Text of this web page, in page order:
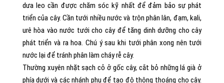
dưa leo cần được chăm sóc kỹ nhất để đảm bảo sự phát
triển của cây. Cần tưới nhiều nước và trộn phân lân, đạm, kali,
urê hòa vào nước tưới cho cây để tăng dinh dưỡng cho cây
phát triển và ra hoa. Chú ý sau khi tưới phân xong nên tưới
nước lại để tránh phân làm cháy rễ cây.
Thường xuyên nhặt sạch cỏ ở gốc cây, cắt bỏ những lá già ở
phía dưới và các nhánh phụ để tạo độ thông thoáng cho cây.